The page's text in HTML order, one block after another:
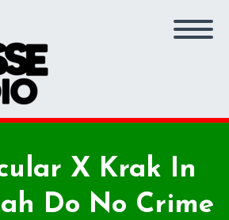
X Krak In
Do No Crime